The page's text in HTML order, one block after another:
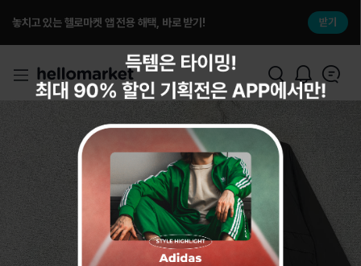
놓치고 있는 헬로마켓 앱 전용 해택, 바로 받기! 받기